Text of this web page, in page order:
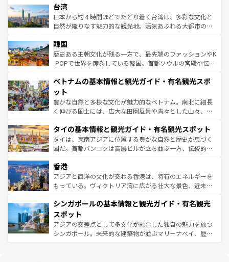
人々、おいしいローカルフードやハワイアンミュージッ
ク、伝統的なフラダンスなど、すべてがハワイの魅力を彩
っている。訪れるたびに新しい発見と感動が待っているハ
はコンテンツ一覧
リアリーフや大陸中央部にそびえるウルル（エアーズロッ
ク）、タスマニアの美しい原生林やケアンズの熱帯雨林な
ど、見どころがたくさん。また、カフェやワイン、オージ
いる。アクティビティも充実しており、サーフィンやダイ
ビング、ハイキングなど、アウトドア好きにはたまらな
い。オーストラリアの多彩な魅力を存分に味わいつくそ
参照してほしい。
台湾
日本から約４時間ほどでたどり着く台湾は、多彩な文化と
自然が織りなす魅力的な観光地。活気あふれる大都市の台
ン）、静ひつな山岳地帯である台湾東部など、都市の喧騒
と山間の静けさが共存しており、訪れる人に新しい発見と
驚きをもたらしてくれる。また、奥深い台湾の食文化も魅
容にもいいと評判のスイーツなど、バラエティ豊かな料理
照してほしい。
韓国
歴史ある王朝文化が残る一方で、最先端のファッションやK
-POPで世界を席巻している韓国。首都ソウルの宮殿や伝統
き、地方に足を延ばせば四季折々の自然美を楽しむことが
できる。そして、キムチや焼肉、絶品のストリートフード
まで、さまざまな韓国料理が待っている。夜には、韓国な
らではのナイトライフも堪能できる。あたたかいホスピタ
わってみてほしい。 なお、新着の韓国情報はコンテンツ一
覧 を参照してほしい。
ベトナムの基本情報と観光ガイド・有名観光スポ
ット
豊かな自然と多様な文化が魅力的なベトナム。南北に細長
く伸びる国土には、広大な田園風景や青々とした山々、世
急速な発展と共に伝統が息づく。ハノイの古い町並みやホ
ーチミン市のフランス統治時代の建物も、独特の雰囲気を
醸し出している。また、バラエティの豊かさとおいしさで
とつ。フォーやバインミー、ベトナムコーヒーなどは、ぜ
ひ現地で味わいたい。どの地域を訪れてもあたたかい人々
が旅行者を迎えてくれるので、きっと忘れられない旅にな
参照してほしい。
タイの基本情報と観光ガイド・有名観光スポット
タイは、東南アジアに位置する豊かな自然と歴史が息づく
国だ。首都バンコクは高層ビルが立ち並ぶ一方、伝統的な
の活気が交差している。北部ではチェンマイなどの山岳地
帯で自然と触れ合い、南部ではプーケットやクラビの美し
いビーチでリゾート気分を楽しむことができる。タイ料理
激する。気候は一年中温暖で、どの季節にも異なる楽しみ
が待っている。親しみやすいタイの人々、仏教を中心とし
た文化、そして多様な観光資源が、訪れる旅人を魅了し続
ける。 なお、新着のタイ情報はコンテンツ一覧を参照して
香港
アジアと西洋の文化が交わる香港は、特有のエネルギーを
もっている。ヴィクトリア湾に広がる壮大な景色、近未来
み、どこを訪れても感動するはず。観光スポットが密集し
ており、効率よく見どころを回れるのも魅力。息をのむよ
うな絶景から文化的な体験まで、香港を存分に楽しみ尽く
そう。 なお、新着の香港情報はコンテンツ一覧を参照して
シンガポールの基本情報と観光ガイド・有名観光
スポット
アジアの交差点として多文化が融合した独自の魅力を放つ
シンガポール。未来的な建築物が並ぶマリーナベイ、歴史